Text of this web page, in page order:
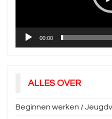
00:00
ALLES OVER
Beginnen werken /